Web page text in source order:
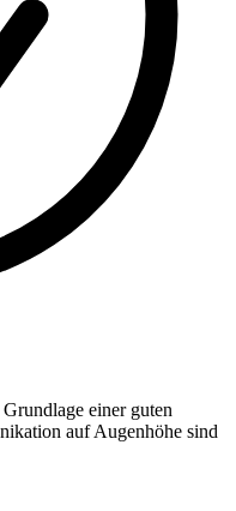
einer guten
auf Augenhöhe sind